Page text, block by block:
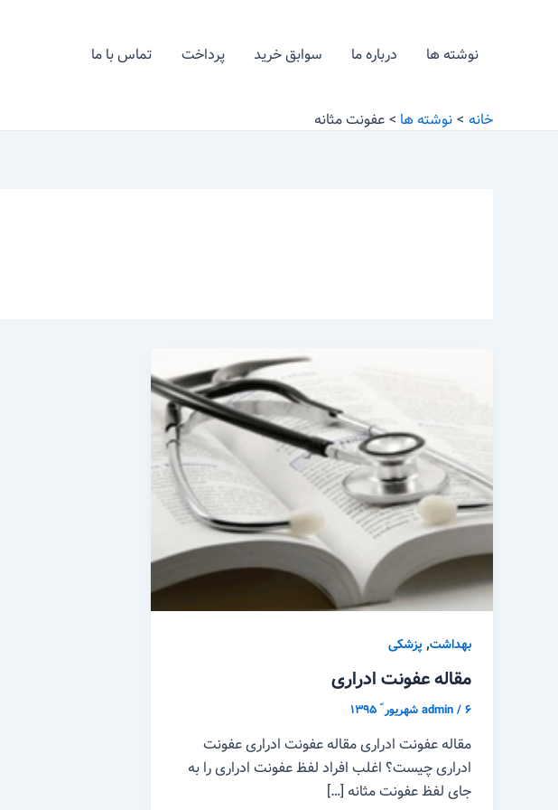
نوشته ها درباره ما سوابق خرید پرداخت تماس با ما
خانه نوشته ها عفونت مثانه
بهداشت, پزشکی
مقاله عفونت ادراری
admin/۶ شهریور ّ ۱۳۹۵
مقاله عفونت ادراری مقاله عفونت ادراری عفونت
ادراری چیست؟ اغلب افراد لفظ عفونت ادراری را به
جای لفظ عفونت مثانه […]